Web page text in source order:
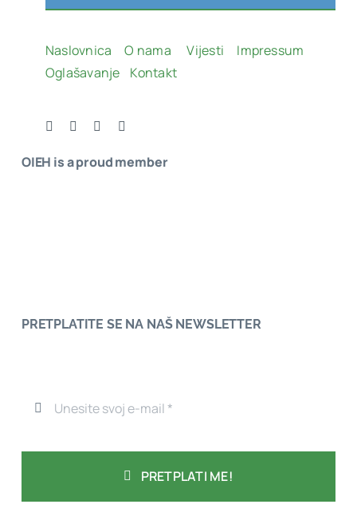
OIEH is a proud member
PRETPLATITE SE NA NAŠ NEWSLETTER
PRETPLATI ME!
Naslovnica O nama Vijesti
Impressum
Oglašavanje
Kontakt